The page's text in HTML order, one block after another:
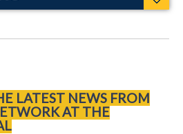
LATEST NEWS FROM
AT THE